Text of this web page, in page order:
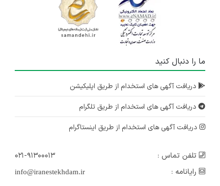
ما را دنبال کنید
دریافت آگهی های استخدام از طریق اپلیکیشن
دریافت آگهی های استخدام از طریق تلگرام
دریافت آگهی های استخدام از طریق اینستاگرام
تلفن تماس :
۰۲۱-۹۱۳۰۰۰۱۳
رایانامه :
info@iranestekhdam.ir